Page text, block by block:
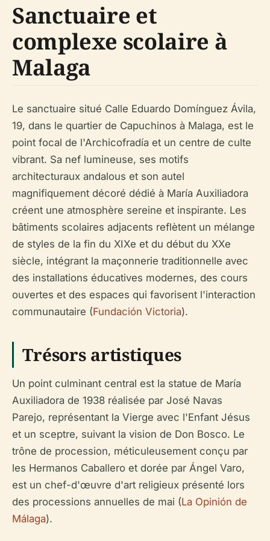
Sanctuaire et
complexe scolaire à
Malaga
Le sanctuaire situé Calle Eduardo Domínguez Ávila,
19, dans le quartier de Capuchinos à Malaga, est le
point focal de l'Archicofradía et un centre de culte
vibrant. Sa nef lumineuse, ses motifs
architecturaux andalous et son autel
magnifiquement décoré dédié à María Auxiliadora
créent une atmosphère sereine et inspirante. Les
bâtiments scolaires adjacents reflètent un mélange
de styles de la fin du XIXe et du début du XXe
siècle, intégrant la maçonnerie traditionnelle avec
des installations éducatives modernes, des cours
ouvertes et des espaces qui favorisent l'interaction
communautaire (Fundación Victoria).
Trésors artistiques
Un point culminant central est la statue de María
Auxiliadora de 1938 réalisée par José Navas
Parejo, représentant la Vierge avec l'Enfant Jésus
et un sceptre, suivant la vision de Don Bosco. Le
trône de procession, méticuleusement conçu par
les Hermanos Caballero et dorée par Ángel Varo,
est un chef-d'œuvre d'art religieux présenté lors
des processions annuelles de mai (La Opinión de
Málaga).